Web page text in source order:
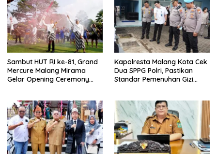
Sambut HUT RI ke-81, Grand
Mercure Malang Mirama
Gelar Opening Ceremony
Kapolresta Malang Kota Cek
Dua SPPG Polri, Pastikan
Standar Pemenuhan Gizi